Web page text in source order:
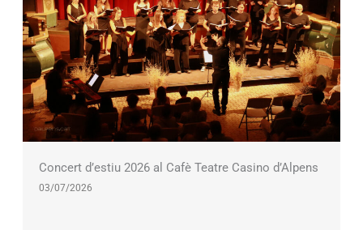
Concert d’estiu 2026 al Cafè Teatre Casino d’Alpens
03/07/2026